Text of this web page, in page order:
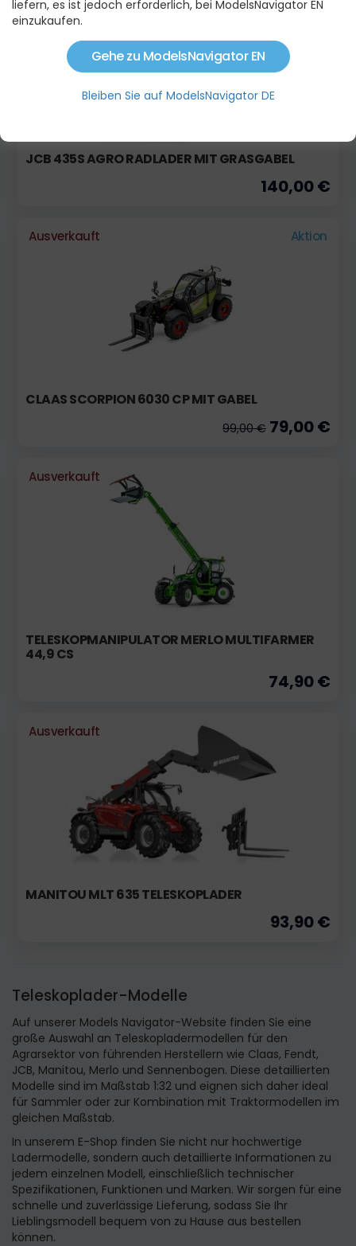
JCB 435S AGRO RADLADER MIT GRASGABEL
140,00 €
Ausverkauft Aktion
CLAAS SCORPION 6030 CP MIT GABEL
99,00 € 79,00 €
Ausverkauft
TELESKOPMANIPULATOR MERLO MULTIFARMER
44,9 CS
74,90 €
Ausverkauft
MANITOU MLT 635 TELESKOPLADER
93,90 €
Teleskoplader-Modelle
Auf unserer Models Navigator-Website finden Sie eine
große Auswahl an Teleskopladermodellen für den
Agrarsektor von führenden Herstellern wie Claas, Fendt,
JCB, Manitou, Merlo und Sennenbogen. Diese detaillierten
Modelle sind im Maßstab 1:32 und eignen sich daher ideal
für Sammler oder zur Kombination mit Traktormodellen im
gleichen Maßstab.
In unserem E-Shop finden Sie nicht nur hochwertige
Ladermodelle, sondern auch detaillierte Informationen zu
jedem einzelnen Modell, einschließlich technischer
Spezifikationen, Funktionen und Marken. Wir sorgen für eine
schnelle und zuverlässige Lieferung, sodass Sie Ihr
Lieblingsmodell bequem von zu Hause aus bestellen
können.
liefern, es ist jedoch erforderlich, bei ModelsNavigator EN
einzukaufen.
Gehe zu ModelsNavigator EN
Bleiben Sie auf ModelsNavigator DE